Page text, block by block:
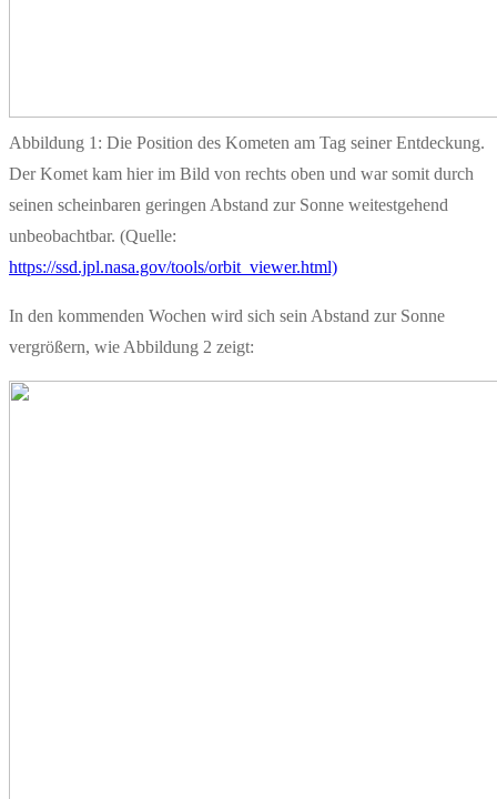
Abbildung 1: Die Position des Kometen am Tag seiner Entdeckung.
Der Komet kam hier im Bild von rechts oben und war somit durch
seinen scheinbaren geringen Abstand zur Sonne weitestgehend
unbeobachtbar. (Quelle:
https://ssd.jpl.nasa.gov/tools/orbit_viewer.html)
In den kommenden Wochen wird sich sein Abstand zur Sonne
vergrößern, wie Abbildung 2 zeigt: